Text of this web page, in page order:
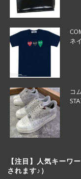
ネ
コ
【注目】人気キーワ
されます♪）